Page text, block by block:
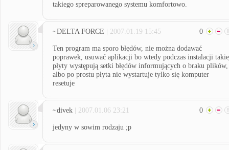
takiego spreparowanego systemu komfortowo.
~DELTA FORCE | 2007.01.19 15:45 0
Ten program ma sporo błędów, nie można dodawać
poprawek, usuwać aplikacji bo wtedy podczas instalacji
płyty występują setki błędów informujących o braku plików,
albo po prostu płyta nie wystartuje tylko się komputer
resetuje
~divek | 2007.01.06 23:21 0
jedyny w sowim rodzaju ;p